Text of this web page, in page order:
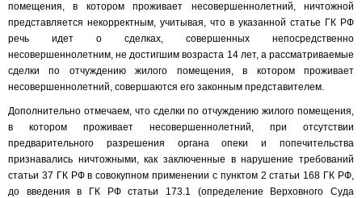
помещения, в котором проживает несовершеннолетний, ничтожной
представляется некорректным, учитывая, что в указанной статье ГК РФ
речь идет о сделках, совершенных непосредственно
несовершеннолетним, не достигшим возраста 14 лет, а рассматриваемые
сделки по отчуждению жилого помещения, в котором проживает
несовершеннолетний, совершаются его законным представителем.
Дополнительно отмечаем, что сделки по отчуждению жилого помещения,
в котором проживает несовершеннолетний, при отсутствии
предварительного разрешения органа опеки и попечительства
признавались ничтожными, как заключенные в нарушение требований
статьи 37 ГК РФ в совокупном применении с пунктом 2 статьи 168 ГК РФ,
до введения в ГК РФ статьи 173.1 (определение Верховного Суда